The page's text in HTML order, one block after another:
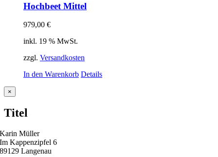
Hochbeet Mittel
979,00 €
inkl. 19 % MwSt.
zzgl. Versandkosten
In den Warenkorb Details
Close
product
view
×
Titel
Karin Müller
Im Kappenzipfel 6
89129 Langenau